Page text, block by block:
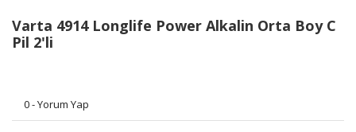
Varta 4914 Longlife Power Alkalin Orta Boy C
Pil 2'li
0 - Yorum Yap